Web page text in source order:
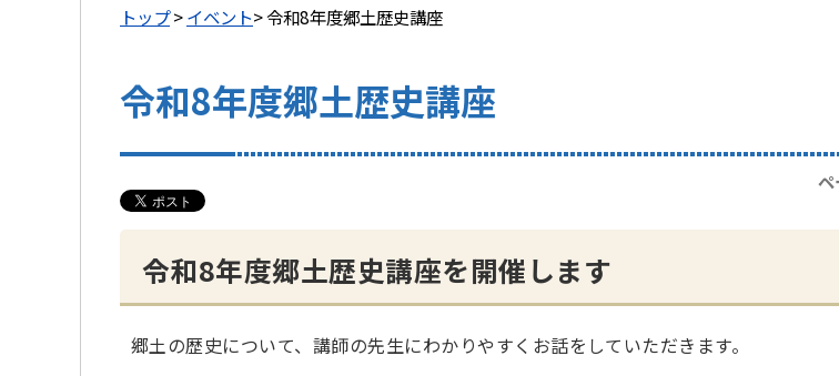
トップ>イベント> 令和8年度郷土歴史講座
令和8年度郷土歴史講座
令和8年度郷土歴史講座を開催します
郷土の歴史について、講師の先生にわかりやすくお話をしていただきます。